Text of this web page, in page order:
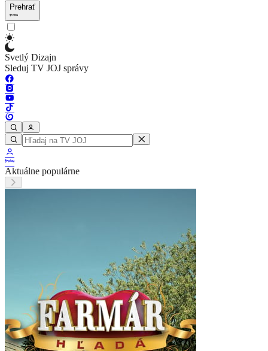
Prehrať
Svetlý Dizajn
Sleduj TV JOJ správy
Aktuálne populárne